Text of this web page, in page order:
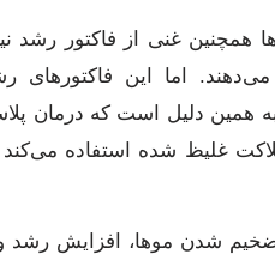
همچنین غنی از فاکتور رشد
اما این فاکتورهای
همین دلیل است که درمان
غلیظ شده استفاده
شدن موها، افزایش